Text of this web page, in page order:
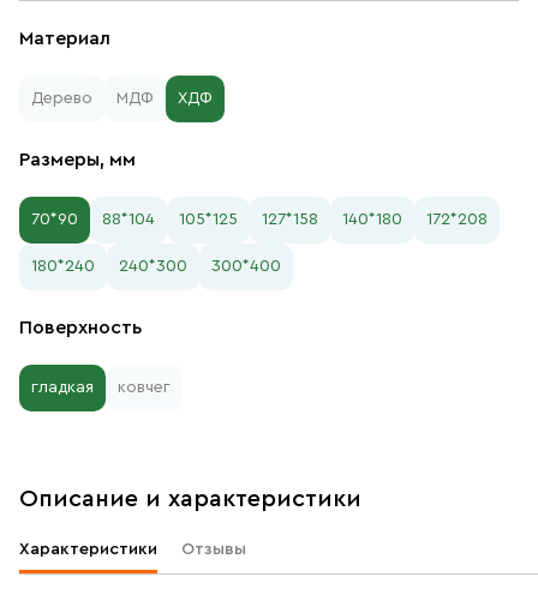
Материал
Дерево МДФ ХДФ
Размеры, мм
70*90 88*104 105*125 127*158 140*180 172*208
180*240 240*300 300*400
Поверхность
гладкая ковчег
Описание и характеристики
Характеристики Отзывы